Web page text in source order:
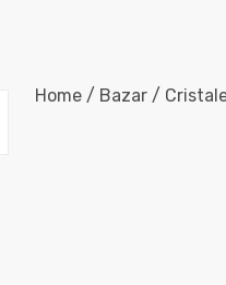
Home / Bazar /